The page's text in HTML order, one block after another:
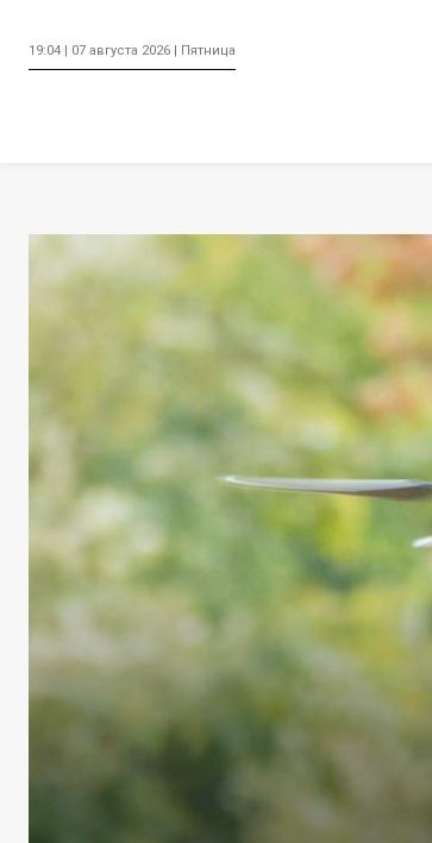
19:04 | 07 августа 2026 | Пятница